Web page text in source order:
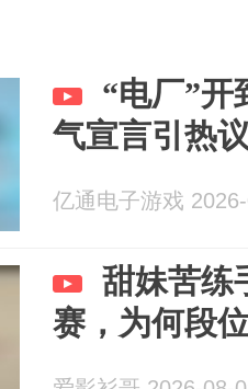
“电厂”开
气宣言引热
亿通电子游戏
甜妹苦练
赛，为何段